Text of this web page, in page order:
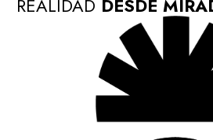
REALIDAD DESDE